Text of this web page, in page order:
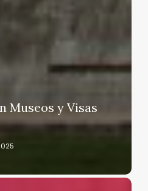
Museos y Visas